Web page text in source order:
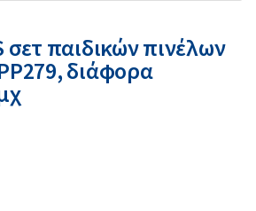
σετ παιδικών πινέλων
διάφορα